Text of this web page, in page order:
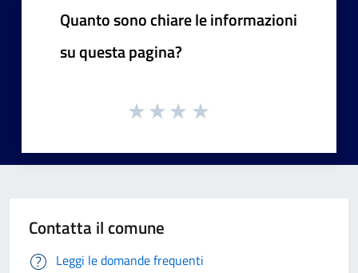
Quanto sono chiare le informazioni
su questa pagina?
Contatta il comune
Leggi le domande frequenti